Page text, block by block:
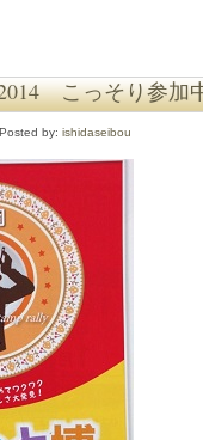
こっそり参加
Posted by: ishidaseibou